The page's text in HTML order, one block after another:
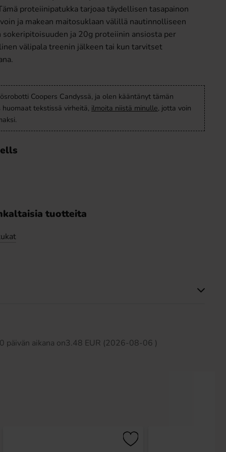
proteiinipatukka tarjoaa täydellisen tasapainon
ja makean maitosuklaan välillä nautinnolliseen
sokeripitoisuuden ja 20g proteiinin ansiosta per
välipala treenin jälkeen tai kun tarvitset
Coopers Candyssä, ja olen kääntänyt tämän
tekstissä virheitä, ilmoita niistä minulle, jotta voin
tuotteita
päivän aikana on3.48 EUR (2026-08-06 )